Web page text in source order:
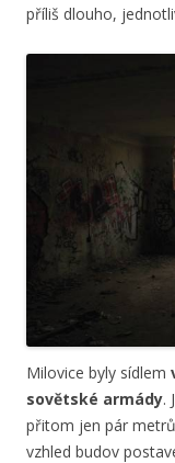
příliš dlouho,
Milovice byly sídlem
sovětské armády.
přitom jen pár
vzhled budov